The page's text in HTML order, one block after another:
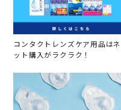
コンタクトレンズケア用品はネ
ット購入がラクラク！